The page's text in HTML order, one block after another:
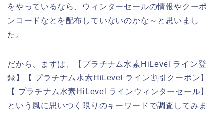
をやっているなら、ウィンターセールの情報やクーポ
ンコードなどを配布していないのかな～と思いまし
た。
だから、まずは、【プラチナム水素HiLevel ライン登
録】【 プラチナム水素HiLevel ライン割引クーポン】
【 プラチナム水素HiLevel ラインウィンターセール】
という風に思いつく限りのキーワードで調査してみま